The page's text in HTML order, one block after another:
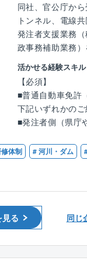
■同社の特徴：
1983年に創業し
ルティングが好
てきました。同社
絆に重きを置いた
でいます。社名
Designers（洗練
をとったもので、
を心がけ「お客
しています。
国国交通省とはは
■社風：
同社、官公庁か
トンネル、電線
発注者支援業務
政事務補助業務）
案件に関しては
ります。
【具体的な業務】
設計コンサルタ
成果品について
たものになってい
た設計になってい
・発注者との打ち
・構造物の設計
活かせる経験スキル
【必須】
■普通自動車免許
下記いずれかの
■発注者側（県庁
■舗装会社や道路
務経験
積算業務）
【歓迎】
■1級あるいは2級
■RCCM
■技術士
体制 # 河川・ダム
る 同じ